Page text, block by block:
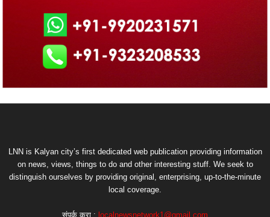
LNN is Kalyan city’s first dedicated web publication providing information
on news, views, things to do and other interesting stuff. We seek to
distinguish ourselves by providing original, enterprising, up-to-the-minute
local coverage.
संपर्क करा : localnewsnetwork1@gmail.com